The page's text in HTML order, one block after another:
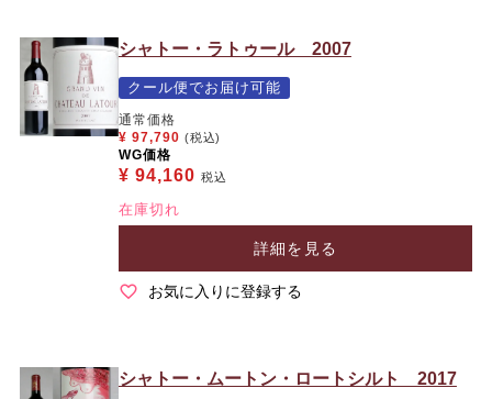
シャトー・ラトゥール 2007
クール便でお届け可能
通常価格
¥ 97,790 (税込)
WG価格
¥ 94,160 税込
在庫切れ
詳細を見る
お気に入りに登録する
シャトー・ムートン・ロートシルト 2017